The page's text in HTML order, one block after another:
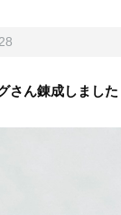
さん錬成しました